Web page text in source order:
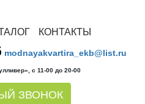
КОНТАКТЫ
modnayakvartira_ekb@list.ru
с 11-00 до 20-00
ЗВОНОК